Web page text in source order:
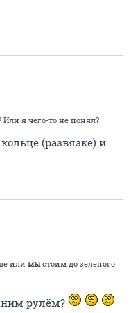
Или я чего-то не понял?
(развязке) и
или мы стоим до зеленого
рулём?